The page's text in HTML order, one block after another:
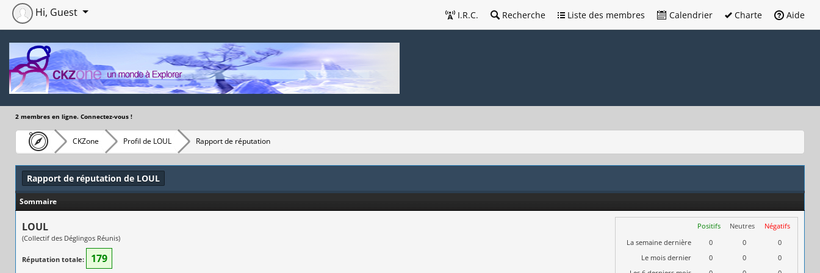
I.R.C. Recherche Liste des membres Calendrier Charte Aide
Hi, Guest
2 membres en ligne. Connectez-vous !
CKZone Profil de LOUL Rapport de réputation
Rapport de réputation de LOUL
Sommaire
LOUL
(Collectif des Déglingos Réunis)
Réputation totale: 179
Positifs Neutres
Négatifs
La semaine dernière
0 0
0
Le mois dernier
0 0
0